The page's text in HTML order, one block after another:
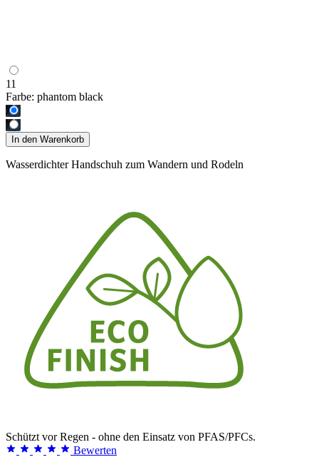
11
Farbe: phantom black
In den Warenkorb
Wasserdichter Handschuh zum Wandern und Rodeln
Schützt vor Regen - ohne den Einsatz von PFAS/PFCs.
Bewerten